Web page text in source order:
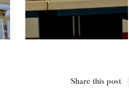
Share this post